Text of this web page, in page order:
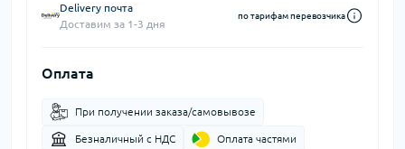
Delivery почта
Доставим за 1-3 дня
по тарифам перевозчика
Оплата
При получении заказа/самовывозе
Безналичный с НДС Оплата частями